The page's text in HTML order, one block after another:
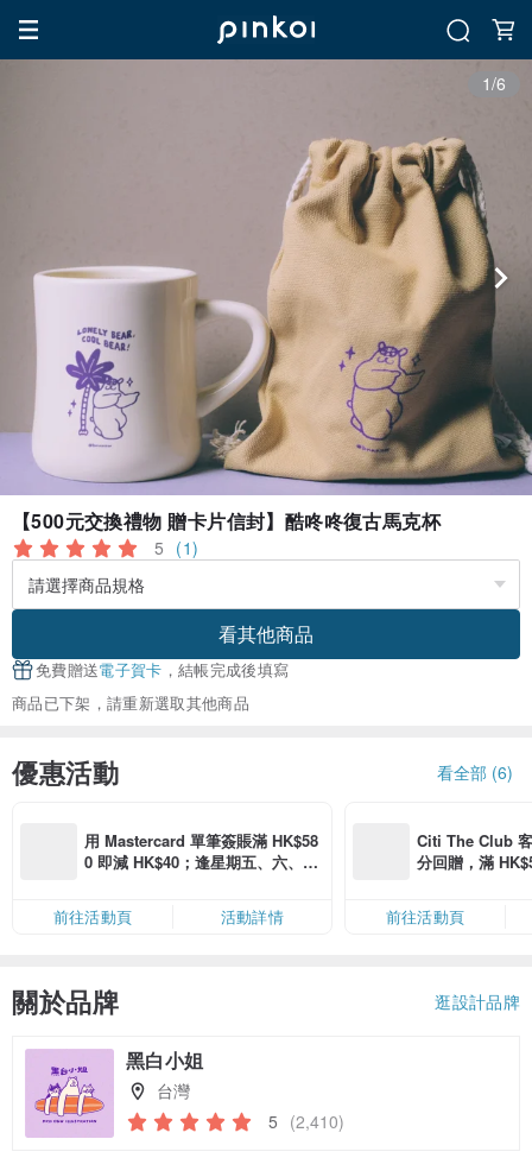
1/6
【500元交換禮物 贈卡片信封】酷咚咚復古馬克杯
5 (1)
看其他商品
免費贈送電子賀卡 ，結帳完成後填寫
商品已下架，請重新選取其他商品
優惠活動 看全部 (6)
用 Mastercard 單筆簽賬滿 HK$58
0 即減 HK$40；逢星期五、六、日
限，額滿即止，僅限「常用信用
卡」結帳）
前往活動頁 活動詳情
Citi The Club
分回贈，滿
前往活動頁
關於品牌 逛設計品牌
黑白小姐
台灣
5 (2,410)